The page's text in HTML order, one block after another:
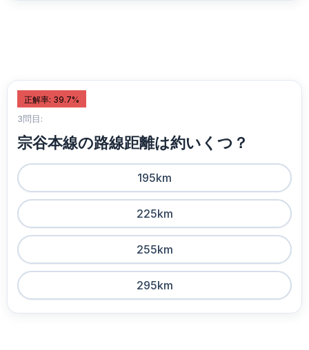
正解率: 39.7%
3問目:
宗谷本線の路線距離は約いくつ？
195km
225km
255km
295km